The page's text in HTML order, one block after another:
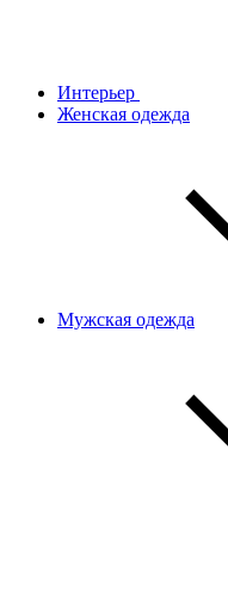
Интерьер
Женская одежда
Мужская одежда